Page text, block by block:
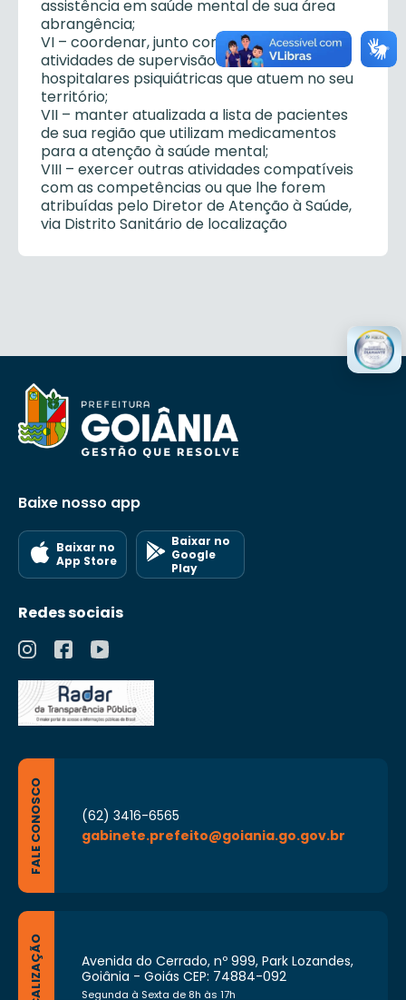
assistência em saúde mental de sua área
abrangência;
VI – coordenar, junto com o gestor local, as
atividades de supervisão de unidades
hospitalares psiquiátricas que atuem no seu
território;
VII – manter atualizada a lista de pacientes
de sua região que utilizam medicamentos
para a atenção à saúde mental;
VIII – exercer outras atividades compatíveis
com as competências ou que lhe forem
atribuídas pelo Diretor de Atenção à Saúde,
via Distrito Sanitário de localização
Baixe nosso app
Baixar no
App Store
Baixar no
Google
Play
Redes sociais
FALE CONOSCO
(62) 3416-6565
gabinete.prefeito@goiania.go.gov.br
LOCALIZAÇÃO
Avenida do Cerrado, nº 999, Park Lozandes,
Goiânia - Goiás CEP: 74884-092
Segunda à Sexta de 8h às 17h